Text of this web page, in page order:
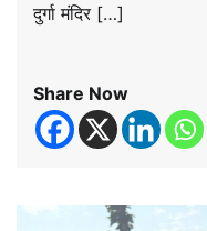
दुर्गा मंदिर […]
Share Now